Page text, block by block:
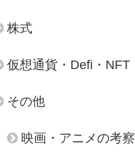
株式
仮想通貨・Defi・NFT
その他
映画・アニメの考察